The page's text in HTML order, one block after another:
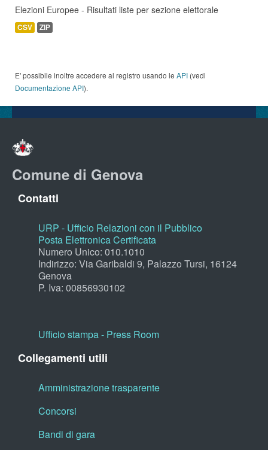
Elezioni Europee - Risultati liste per sezione elettorale
CSV ZIP
E' possibile inoltre accedere al registro usando le API (vedi
Documentazione API).
Comune di Genova
Contatti
URP - Ufficio Relazioni con il Pubblico
Posta Elettronica Certificata
Numero Unico: 010.1010
Indirizzo: Via Garibaldi 9, Palazzo Tursi, 16124
Genova
P. Iva: 00856930102
Ufficio stampa - Press Room
Collegamenti utili
Amministrazione trasparente
Concorsi
Bandi di gara